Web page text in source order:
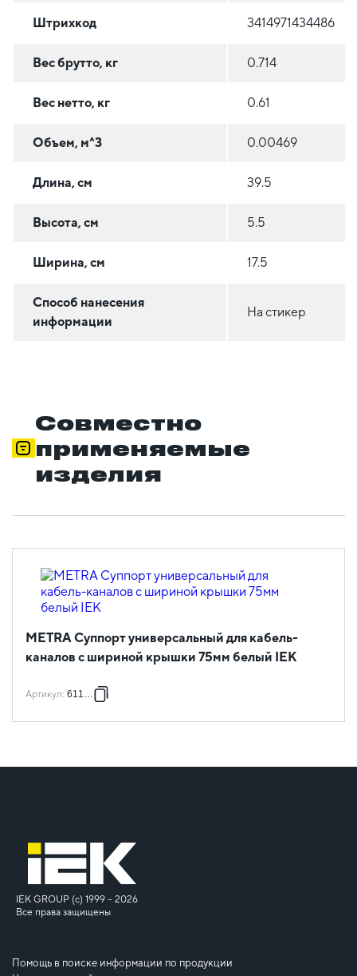
Штрихкод 3414971434486
Вес брутто, кг 0.714
Вес нетто, кг 0.61
Объем, м^3 0.00469
Длина, см 39.5
Высота, см 5.5
Ширина, см 17.5
Способ нанесения
информации
На стикер
Совместно
применяемые
изделия
METRA Суппорт универсальный для кабель-
каналов с шириной крышки 75мм белый IEK
Артикул: 611788
IEK GROUP (c) 1999 – 2026
Все права защищены
Помощь в поиске информации по продукции